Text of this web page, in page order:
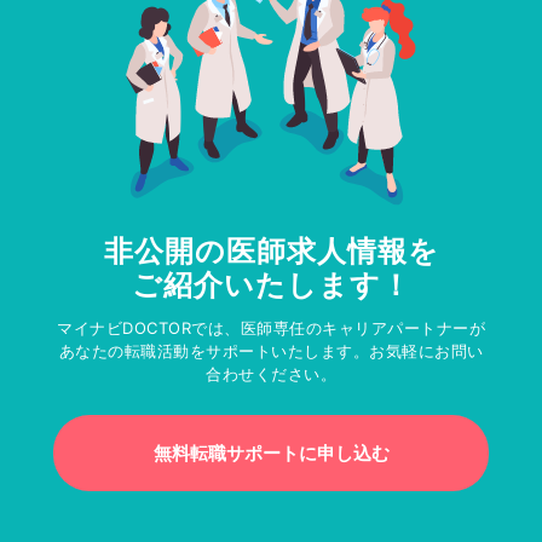
非公開の医師求人情報を
ご紹介いたします！
マイナビDOCTORでは、医師専任のキャリアパートナーが
あなたの転職活動をサポートいたします。お気軽にお問い
合わせください。
無料転職サポートに申し込む